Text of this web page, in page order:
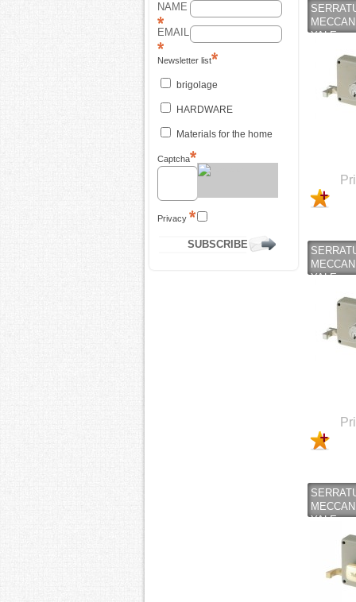
NAME
EMAIL
Newsletter list
brigolage
HARDWARE
Materials for the home
Captcha
Privacy
YALE
YALE
YALE